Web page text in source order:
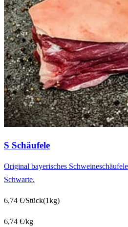
S Schäufele
Original bayerisches
Schwarte.
6,74 €/Stück(1kg)
6,74 €/kg